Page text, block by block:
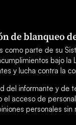
de blanqueo
como parte de su
bajo
y lucha contra la
del informante y de
acceso de
personales sin